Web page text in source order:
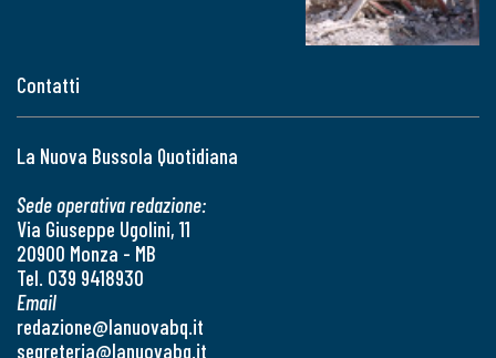
Contatti
La Nuova Bussola Quotidiana
Sede operativa redazione:
Via Giuseppe Ugolini, 11
20900 Monza - MB
Tel. 039 9418930
Email
redazione@lanuovabq.it
segreteria@lanuovabq.it